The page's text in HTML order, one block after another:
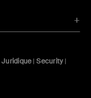
Juridique|Security |